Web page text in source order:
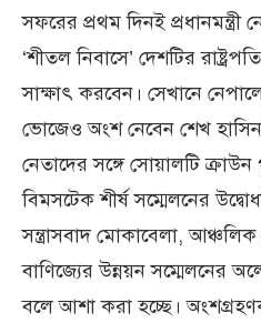
সফরের প্রথম দিনই প্রধানমন্ত্রী
‘শীতল নিবাসে’ দেশটির
সাক্ষাৎ করবেন। সেখানে
ভোজেও অংশ নেবেন শেখ
নেতাদের সঙ্গে সোয়ালটি ক্রাউন
বিমসটেক শীর্ষ সম্মেলনের
সন্ত্রাসবাদ মোকাবেলা,
বাণিজ্যের উন্নয়ন সম্মেলনের
বলে আশা করা হচ্ছে।